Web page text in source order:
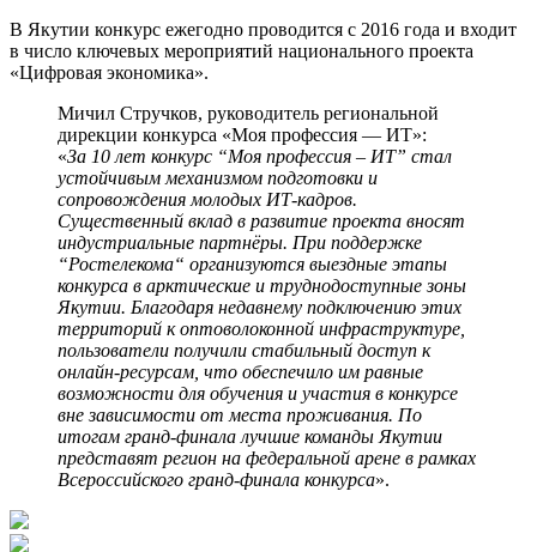
В Якутии конкурс ежегодно проводится с 2016 года и входит
в число ключевых мероприятий национального проекта
«Цифровая экономика».
Мичил Стручков, руководитель региональной
дирекции конкурса «Моя профессия — ИТ»:
«За 10 лет конкурс “Моя профессия – ИТ” стал
устойчивым механизмом подготовки и
сопровождения молодых ИТ-кадров.
Существенный вклад в развитие проекта вносят
индустриальные партнёры. При поддержке
“Ростелекома“ организуются выездные этапы
конкурса в арктические и труднодоступные зоны
Якутии. Благодаря недавнему подключению этих
территорий к оптоволоконной инфраструктуре,
пользователи получили стабильный доступ к
онлайн-ресурсам, что обеспечило им равные
возможности для обучения и участия в конкурсе
вне зависимости от места проживания. По
итогам гранд-финала лучшие команды Якутии
представят регион на федеральной арене в рамках
Всероссийского гранд-финала конкурса».